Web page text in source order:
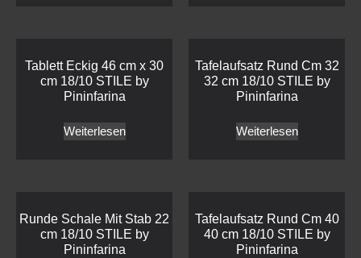
Tablett Eckig 46 cm x 30
cm 18/10 STILE by
Pininfarina
Weiterlesen
Tafelaufsatz Rund Cm 32
32 cm 18/10 STILE by
Pininfarina
Weiterlesen
Runde Schale Mit Stab 22
cm 18/10 STILE by
Pininfarina
Tafelaufsatz Rund Cm 40
40 cm 18/10 STILE by
Pininfarina